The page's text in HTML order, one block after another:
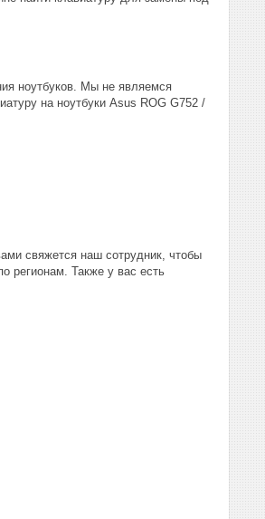
ноутбуков. Мы не являемся
на ноутбуки Asus ROG G752 /
свяжется наш сотрудник, чтобы
регионам. Также у вас есть